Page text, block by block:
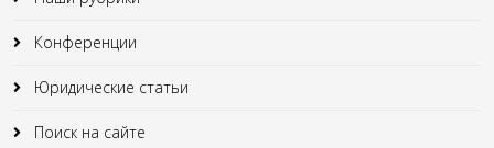
Конференции
Юридические статьи
Поиск на сайте